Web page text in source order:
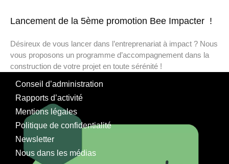
Lancement de la 5ème promotion Bee Impacter !
Désireux de vous lancer dans l’entreprenariat à impact ? Nous
vous proposons un programme d’accompagnement dans la
construction de votre projet en toute sérénité !
Conseil d’administration
Rapports d’activité
Mentions légales
Politique de confidentialité
Newsletter
Nous dans les médias